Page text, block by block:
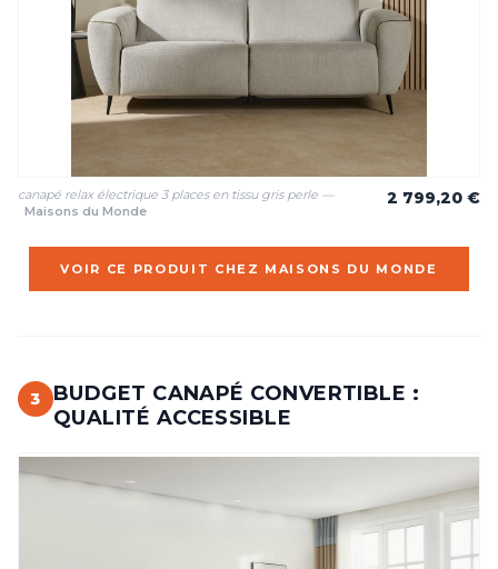
canapé relax électrique 3 places en tissu gris perle —
Maisons du Monde
2 799,20 €
VOIR CE PRODUIT CHEZ MAISONS DU MONDE
3
BUDGET CANAPÉ CONVERTIBLE :
QUALITÉ ACCESSIBLE